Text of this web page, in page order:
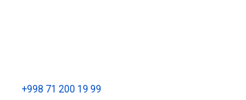
+998 71 200 19 99